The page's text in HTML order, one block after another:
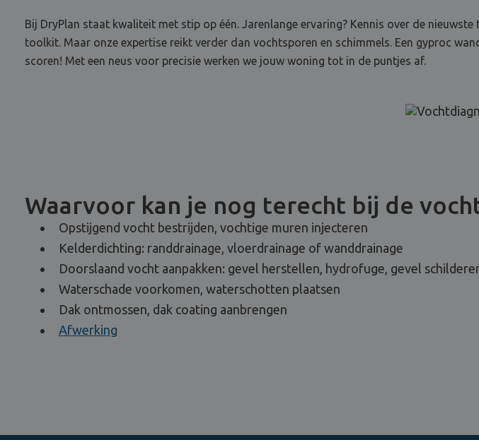
Bij DryPlan staat kwaliteit met stip op één. Jarenlange ervaring? Kennis over de
toolkit. Maar onze expertise reikt verder dan vochtsporen en schimmels. Een gyproc
scoren! Met een neus voor precisie werken we jouw woning tot in de puntjes af.
Waarvoor kan je nog terecht bij de
Opstijgend vocht bestrijden, vochtige muren injecteren
Kelderdichting: randdrainage, vloerdrainage of wanddrainage
Doorslaand vocht aanpakken: gevel herstellen, hydrofuge, gevel
Waterschade voorkomen, waterschotten plaatsen
Dak ontmossen, dak coating aanbrengen
Afwerking